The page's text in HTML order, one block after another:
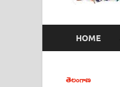
HOME
తెలంగాణ